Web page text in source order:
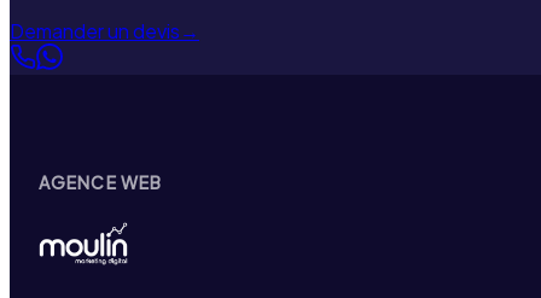
Demander un devis→
AGENCE WEB